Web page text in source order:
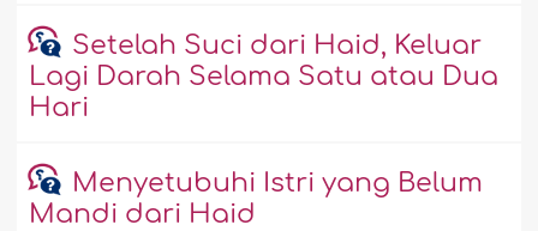
Setelah Suci dari Haid, Keluar
Lagi Darah Selama Satu atau Dua
Hari
Menyetubuhi Istri yang Belum
Mandi dari Haid